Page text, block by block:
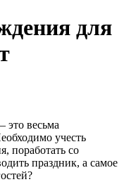
для
это весьма
учесть
поработать со
праздник, а самое